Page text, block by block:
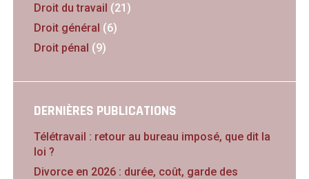
Droit du travail (21)
Droit général (6)
Droit pénal (9)
DERNIÈRES PUBLICATIONS
Télétravail : retour au bureau imposé, que dit la
loi ?
Divorce en 2026 : durée, coût, garde des